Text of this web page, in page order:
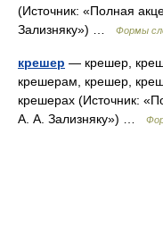
(Источник: «Полная
Зализняку») …
Формы
крешер — крешер,
крешерам, крешер,
крешерах (Источник:
А. А. Зализняку») …